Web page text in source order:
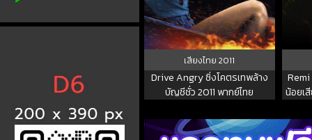
เสียงไทย2011
Drive Angry ซิ่งโคตรเทพล้าง
บัญชีชั่ว 2011 พากย์ไทย
น้อยเ